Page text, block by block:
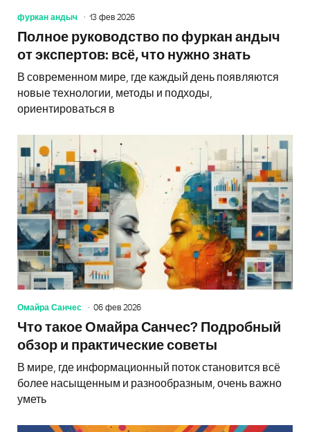
фуркан андыч 13 фев 2026
Полное руководство по фуркан андыч
от экспертов: всё, что нужно знать
В современном мире, где каждый день появляются
новые технологии, методы и подходы,
ориентироваться в
Омайра Санчес 06 фев 2026
Что такое Омайра Санчес? Подробный
обзор и практические советы
В мире, где информационный поток становится всё
более насыщенным и разнообразным, очень важно
уметь